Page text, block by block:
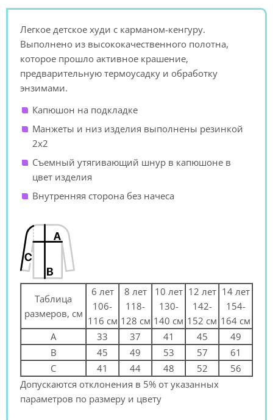
Легкое детское худи с карманом-кенгуру.
Выполнено из высококачественного полотна,
которое прошло активное крашение,
предварительную термоусадку и обработку
энзимами.
Капюшон на подкладке
Манжеты и низ изделия выполнены резинкой
2х2
Съемный утягивающий шнур в капюшоне в
цвет изделия
Внутренняя сторона без начеса
Таблица
размеров, см
6 лет
106-
116 см
8 лет
118-
128 см
10 лет
130-
140 см
12 лет
142-
152 см
14 лет
154-
164 см
A
33 37 41 45
49
B
45 49 53 57
61
C
41 44 48 52
56
Допускаются отклонения в 5% от указанных
параметров по размеру и цвету